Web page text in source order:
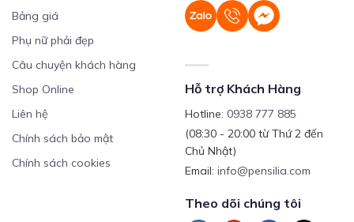
Bảng giá
Phụ nữ phải đẹp
Câu chuyện khách hàng
Shop Online
Liên hệ
Chính sách bảo mật
Chính sách cookies
Hỗ trợ Khách Hàng
Hotline: 0938 777 885
(08:30 - 20:00 từ Thứ 2 đến
Chủ Nhật)
Email: info@pensilia.com
Theo dõi chúng tôi